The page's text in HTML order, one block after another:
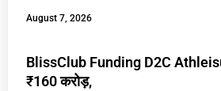
August 7, 2026
BlissClub Funding D2C
₹160 करोड़,